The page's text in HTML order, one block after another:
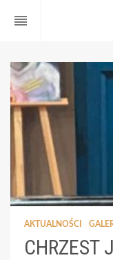
reorder
AKTUALNOŚCI
CHRZEST